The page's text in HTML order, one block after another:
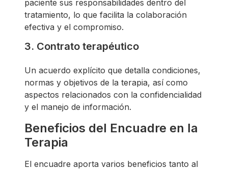
paciente sus responsabilidades dentro del
tratamiento, lo que facilita la colaboración
efectiva y el compromiso.
3. Contrato terapéutico
Un acuerdo explícito que detalla condiciones,
normas y objetivos de la terapia, así como
aspectos relacionados con la confidencialidad
y el manejo de información.
Beneficios del Encuadre en la
Terapia
El encuadre aporta varios beneficios tanto al